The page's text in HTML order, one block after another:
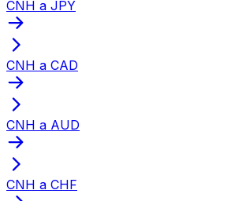
CNH a JPY
CNH a CAD
CNH a AUD
CNH a CHF